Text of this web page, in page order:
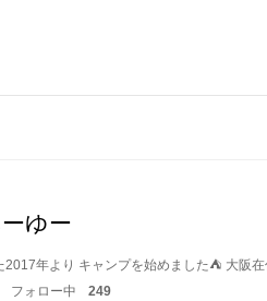
ゆー
年より キャンプを始めました⛺️ 大阪
フォロー中 249